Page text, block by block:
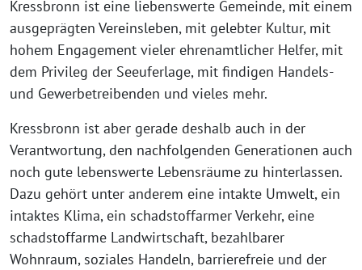
Kressbronn ist eine lie­bens­wer­te Gemeinde, mit einem
aus­ge­präg­ten Vereinsleben, mit geleb­ter Kultur, mit
hohem Engagement vie­ler ehren­amt­li­cher Helfer, mit
dem Privileg der Seeuferlage, mit fin­di­gen Handels-
und Gewerbetreibenden und vie­les mehr.
Kressbronn ist aber gera­de des­halb auch in der
Verantwortung, den nach­fol­gen­den Generationen auch
noch gute lebens­wer­te Lebensräume zu hin­ter­las­sen.
Dazu gehört unter ande­rem eine intak­te Umwelt, ein
intak­tes Klima, ein schad­stoff­ar­mer Verkehr, eine
schad­stoff­ar­me Landwirtschaft, bezahl­ba­rer
Wohnraum, sozia­les Handeln, bar­rie­re­freie und der